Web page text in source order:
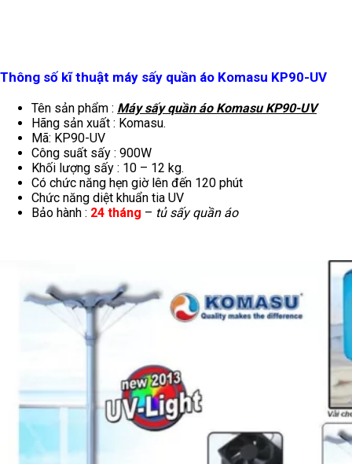
Thông số kĩ thuật máy sấy quần áo Komasu KP90-UV
Tên sản phẩm : Máy sấy quần áo Komasu KP90-UV
Hãng sản xuất : Komasu.
Mã: KP90-UV
Công suất sấy : 900W
Khối lượng sấy : 10 – 12 kg.
Có chức năng hẹn giờ lên đến 120 phút
Chức năng diệt khuẩn tia UV
Bảo hành : 24 tháng – tủ sấy quần áo